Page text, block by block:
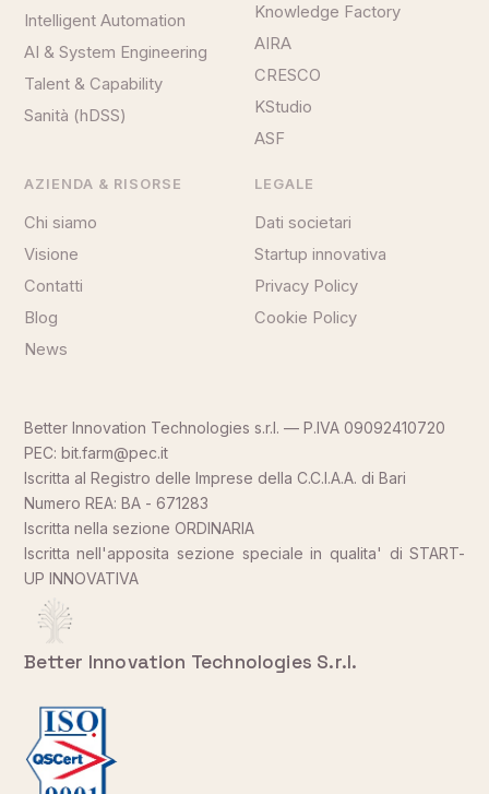
Intelligent Automation
AI & System Engineering
Talent & Capability
Sanità (hDSS)
Knowledge Factory
AIRA
CRESCO
KStudio
ASF
AZIENDA & RISORSE
Chi siamo
Visione
Contatti
Blog
News
LEGALE
Dati societari
Startup innovativa
Privacy Policy
Cookie Policy
Better Innovation Technologies S.r.l.
Better Innovation Technologies s.r.l. — P.IVA 09092410720
PEC: bit.farm@pec.it
Iscritta al Registro delle Imprese della C.C.I.A.A. di Bari
Numero REA: BA - 671283
Iscritta nella sezione ORDINARIA
Iscritta nell'apposita sezione speciale in qualita' di START-
UP INNOVATIVA